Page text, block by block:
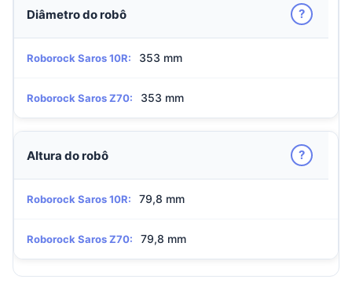
Diâmetro do robô ?
Roborock Saros 10R: 353 mm
Roborock Saros Z70: 353 mm
Altura do robô ?
Roborock Saros 10R: 79,8 mm
Roborock Saros Z70: 79,8 mm